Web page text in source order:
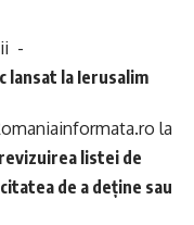
-
lansat la Ierusalim
la
listei de
de a deține sau